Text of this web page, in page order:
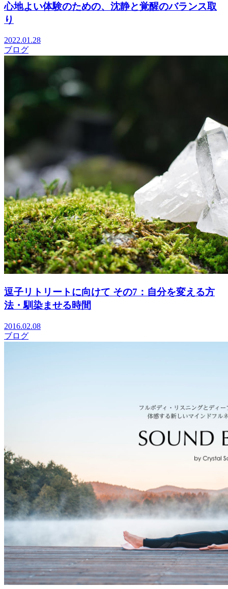
心地よい体験のための、沈静と覚醒のバランス取
り
2022.01.28
ブログ
逗子リトリートに向けて その7：自分を変える方
法・馴染ませる時間
2016.02.08
ブログ